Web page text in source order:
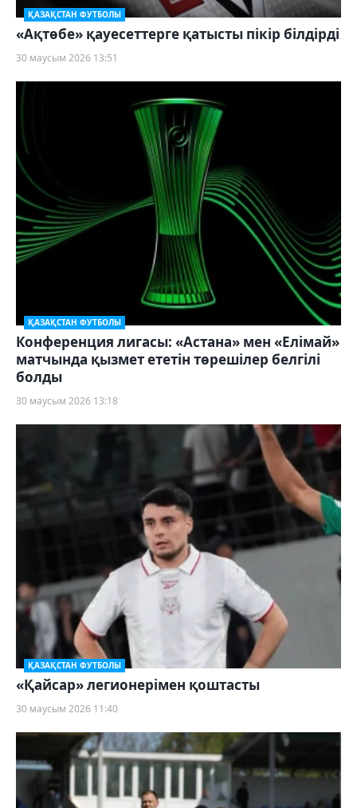
ҚАЗАҚСТАН ФУТБОЛЫ
«Ақтөбе» қауесеттерге қатысты пікір білдірді
30 маусым 2026 13:51
ҚАЗАҚСТАН ФУТБОЛЫ
Конференция лигасы: «Астана» мен «Елімай»
матчында қызмет ететін төрешілер белгілі
болды
30 маусым 2026 13:18
ҚАЗАҚСТАН ФУТБОЛЫ
«Қайсар» легионерімен қоштасты
30 маусым 2026 11:40